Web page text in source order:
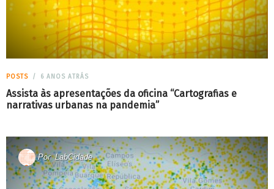
POSTS 6 ANOS ATRÁS
Assista às apresentações da oficina “Cartografias e
narrativas urbanas na pandemia”
PorLabCidade